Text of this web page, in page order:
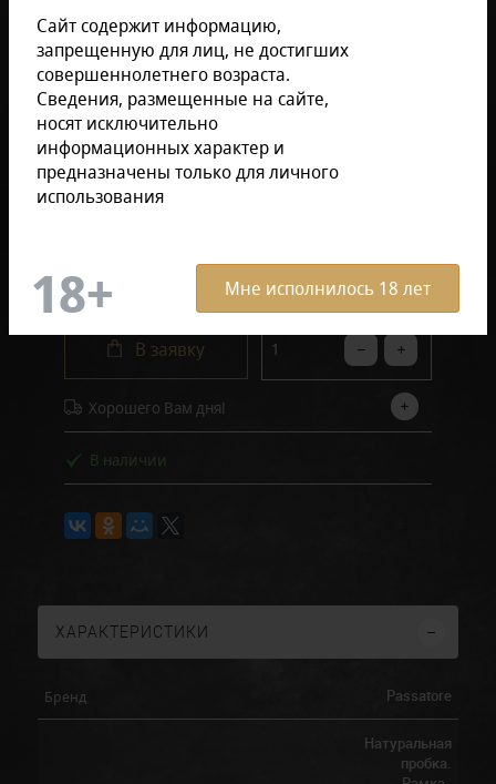
Сайт содержит информацию,
запрещенную для лиц, не достигших
совершеннолетнего возраста.
Сведения, размещенные на сайте,
носят исключительно
информационных характер и
предназначены только для личного
использования
Мне исполнилось 18 лет
Отзывов: 0 Артикул:
ОПИСАНИЕ ТОВАРА
600 руб.
В заявку
Хорошего Вам дня!
В наличии
ХАРАКТЕРИСТИКИ
Бренд Passatore
Натуральная
пробка.